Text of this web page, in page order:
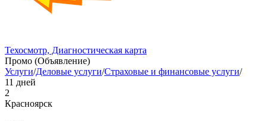
Техосмотр, Диагностическая карта
Промо (Объявление)
Услуги/Деловые услуги/Страховые и финансовые услуги/
11 дней
2
Красноярск